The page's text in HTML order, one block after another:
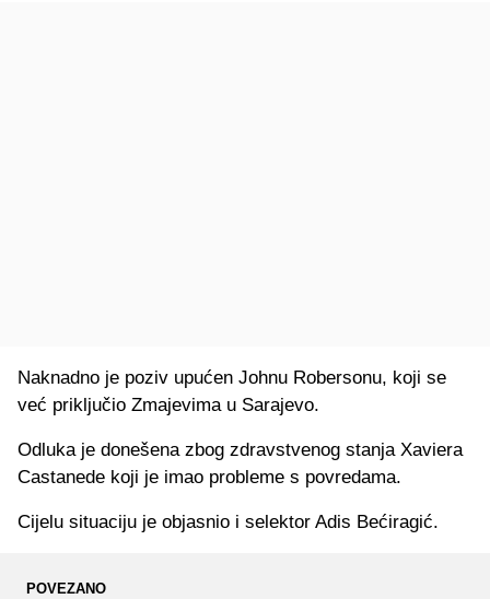
Naknadno je poziv upućen Johnu Robersonu, koji se
već priključio Zmajevima u Sarajevo.
Odluka je donešena zbog zdravstvenog stanja Xaviera
Castanede koji je imao probleme s povredama.
Cijelu situaciju je objasnio i selektor Adis Bećiragić.
POVEZANO